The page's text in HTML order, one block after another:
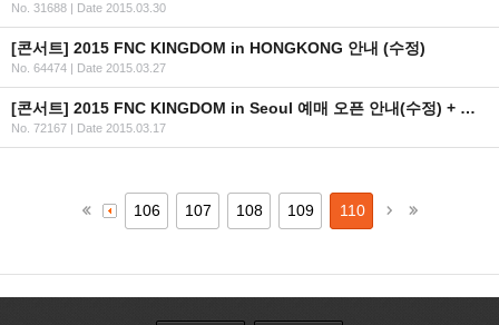
No. 31688 | Date 2015.03.30
[콘서트] 2015 FNC KINGDOM in HONGKONG 안내 (수정)
No. 64474 | Date 2015.03.27
[콘서트] 2015 FNC KINGDOM in Seoul 예매 오픈 안내(수정) + 좌석배치도/예매URL
No. 72167 | Date 2015.03.17
106 107 108 109 110